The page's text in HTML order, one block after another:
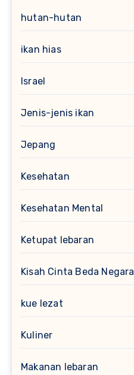
hutan-hutan
ikan hias
Israel
Jenis-jenis ikan
Jepang
Kesehatan
Kesehatan Mental
Ketupat lebaran
Kisah Cinta Beda Negara
kue lezat
Kuliner
Makanan lebaran